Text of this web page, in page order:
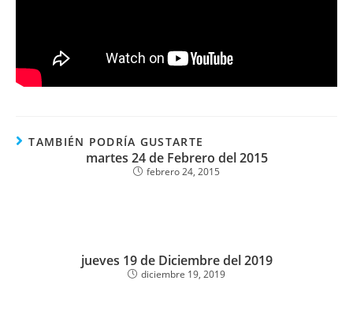
TAMBIÉN PODRÍA GUSTARTE
martes 24 de Febrero del 2015
febrero 24, 2015
jueves 19 de Diciembre del 2019
diciembre 19, 2019